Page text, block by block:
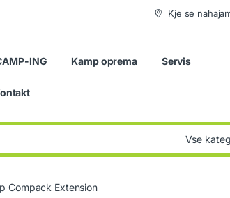
Kje se
ING Kamp oprema Servis
Compack Extension